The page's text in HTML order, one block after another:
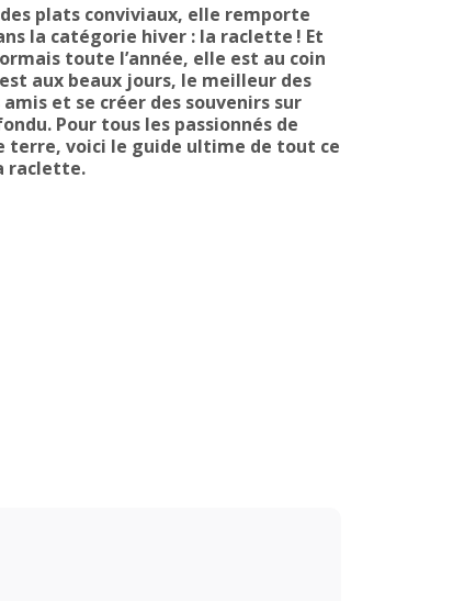
plats conviviaux, elle remporte
la catégorie hiver : la raclette ! Et
toute l’année, elle est au coin
aux beaux jours, le meilleur des
et se créer des souvenirs sur
Pour tous les passionnés de
terre, voici le guide ultime de tout ce
raclette.